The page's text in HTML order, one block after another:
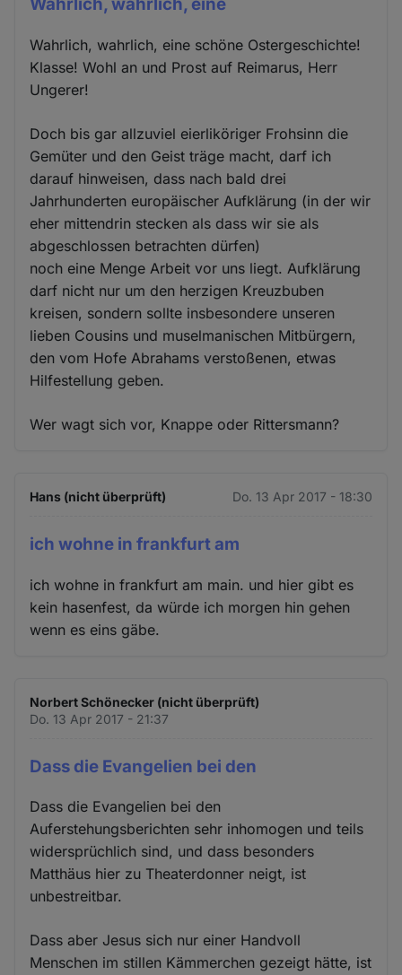
Wahrlich, wahrlich, eine schöne Ostergeschichte!
Klasse! Wohl an und Prost auf Reimarus, Herr
Ungerer!
Doch bis gar allzuviel eierliköriger Frohsinn die
Gemüter und den Geist träge macht, darf ich
darauf hinweisen, dass nach bald drei
Jahrhunderten europäischer Aufklärung (in der wir
eher mittendrin stecken als dass wir sie als
abgeschlossen betrachten dürfen)
noch eine Menge Arbeit vor uns liegt. Aufklärung
darf nicht nur um den herzigen Kreuzbuben
kreisen, sondern sollte insbesondere unseren
lieben Cousins und muselmanischen Mitbürgern,
den vom Hofe Abrahams verstoßenen, etwas
Hilfestellung geben.
Wer wagt sich vor, Knappe oder Rittersmann?
Hans (nicht überprüft) Do. 13 Apr 2017 - 18:30
ich wohne in frankfurt am
ich wohne in frankfurt am main. und hier gibt es
kein hasenfest, da würde ich morgen hin gehen
wenn es eins gäbe.
Norbert Schönecker (nicht überprüft)
Do. 13 Apr 2017 - 21:37
Dass die Evangelien bei den
Dass die Evangelien bei den
Auferstehungsberichten sehr inhomogen und teils
widersprüchlich sind, und dass besonders
Matthäus hier zu Theaterdonner neigt, ist
unbestreitbar.
Dass aber Jesus sich nur einer Handvoll
Menschen im stillen Kämmerchen gezeigt hätte, ist